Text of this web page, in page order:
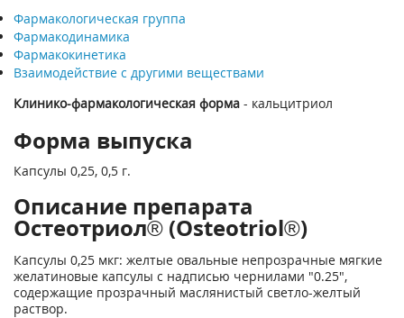
Фармакологическая группа
Фармакодинамика
Фармакокинетика
Взаимодействие с другими веществами
Клинико-фармакологическая форма - кальцитриол
Форма выпуска
Капсулы 0,25, 0,5 г.
Описание препарата
Остеотриол® (Osteotriol®)
Капсулы 0,25 мкг: желтые овальные непрозрачные мягкие
желатиновые капсулы с надписью чернилами "0.25",
содержащие прозрачный маслянистый светло-желтый
раствор.